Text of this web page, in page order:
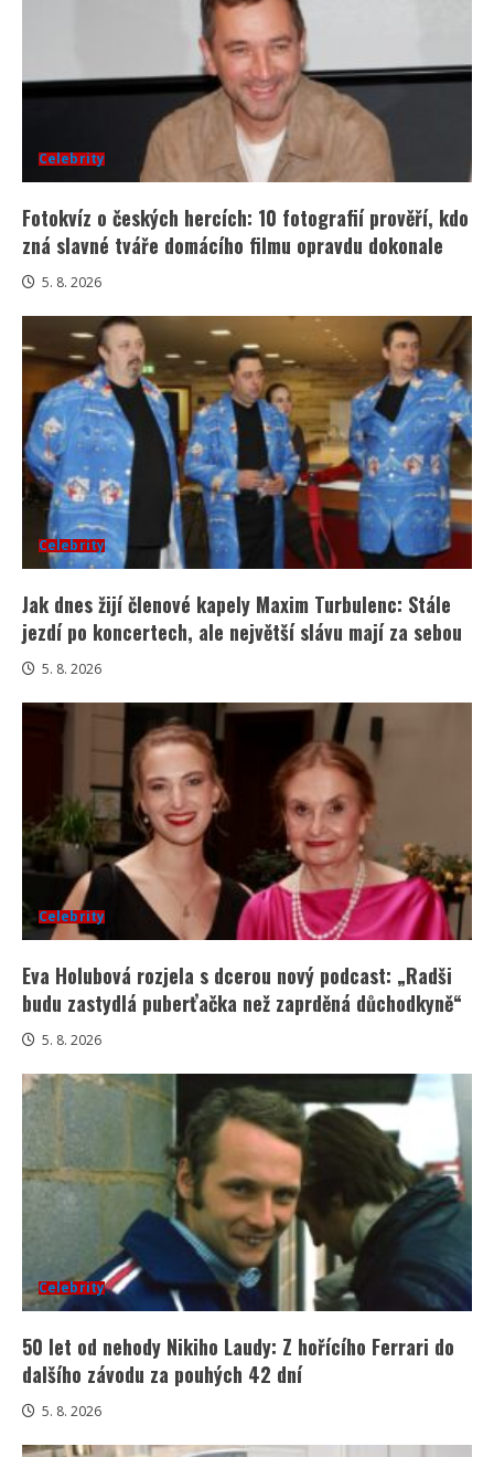
Celebrity
Fotokvíz o českých hercích: 10 fotografií prověří, kdo
zná slavné tváře domácího filmu opravdu dokonale
5. 8. 2026
Celebrity
Jak dnes žijí členové kapely Maxim Turbulenc: Stále
jezdí po koncertech, ale největší slávu mají za sebou
5. 8. 2026
Celebrity
Eva Holubová rozjela s dcerou nový podcast: „Radši
budu zastydlá puberťačka než zaprděná důchodkyně“
5. 8. 2026
Celebrity
50 let od nehody Nikiho Laudy: Z hořícího Ferrari do
dalšího závodu za pouhých 42 dní
5. 8. 2026